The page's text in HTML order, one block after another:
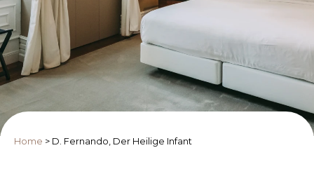
Home > D. Fernando, Der Heilige Infant